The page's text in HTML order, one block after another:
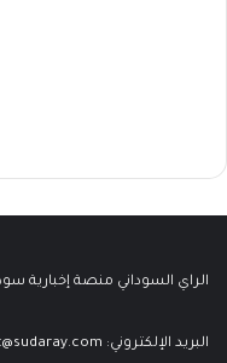
الراي السوداني منصة إخبارية
البريد الإلكتروني: